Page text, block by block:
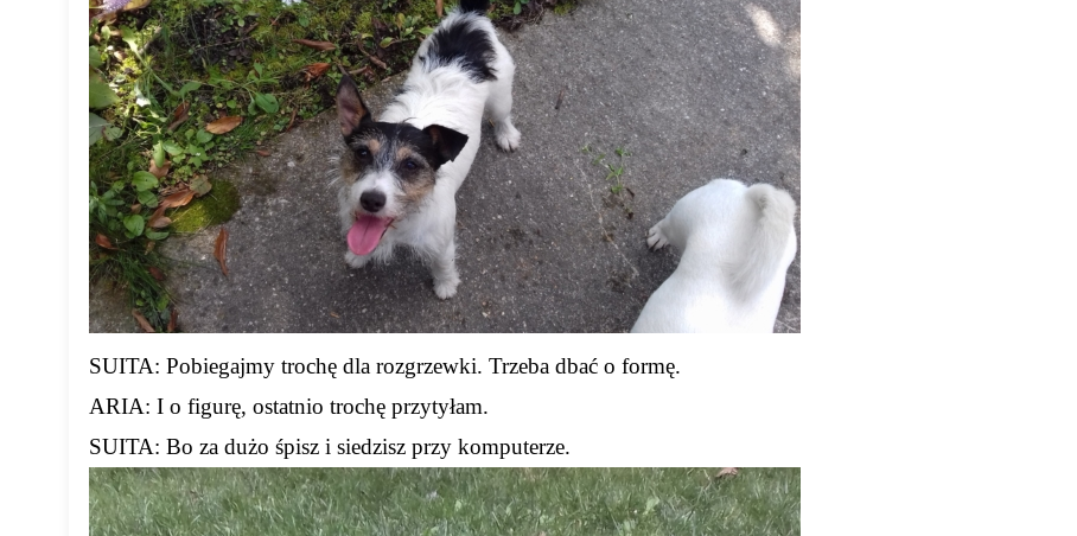
SUITA: Pobiegajmy trochę dla rozgrzewki. Trzeba dbać o formę.
ARIA: I o figurę, ostatnio trochę przytyłam.
SUITA: Bo za dużo śpisz i siedzisz przy komputerze.